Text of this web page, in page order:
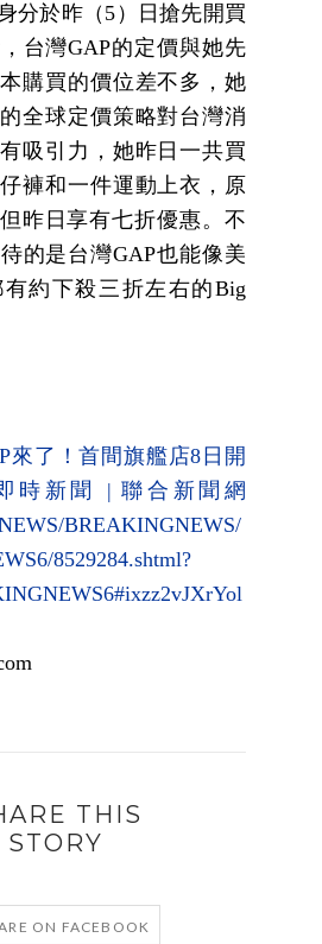
分於昨（5 ）日搶先開買
台灣GAP的定價與她先
購買的價位差不多，她
全球定價策略對台灣消
吸引力，她昨日一共買
褲和一件運動上衣，原
昨日享有七折優惠。不
的是台灣GAP也能像美
約下殺三折左右的Big
來了！首間旗艦店8 日開
時新聞 |聯合新聞網
BREAKINGNEWS/
8529284.shtml?
THIS
STORY
ON FACEBOOK